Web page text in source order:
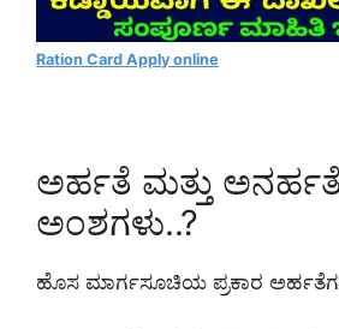
Ration Card Apply online
ಅರ್ಹತೆ ಮತ್ತು
ಅಂಶಗಳು..?
ಹೊಸ ಮಾರ್ಗಸೂಚಿಯ ಪ್ರಕಾರ